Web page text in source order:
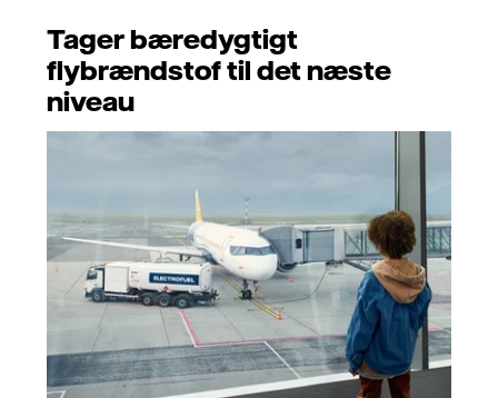
Tager bæredygtigt
flybrændstof til det næste
niveau